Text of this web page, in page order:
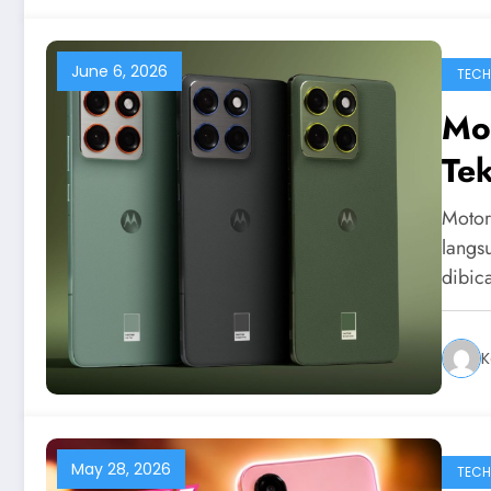
June 6, 2026
May 28, 2026